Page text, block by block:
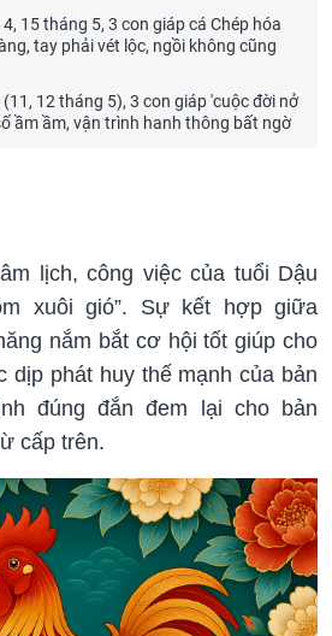
15 tháng 5, 3 con giáp cá Chép hóa
tay phải vét lộc, ngồi không cũng
12 tháng 5), 3 con giáp 'cuộc đời nở
ầm ầm, vận trình hanh thông bất ngờ
lịch, công việc của tuổi Dậu
xuôi gió”. Sự kết hợp giữa
nắm bắt cơ hội tốt giúp cho
dịp phát huy thế mạnh của bản
đúng đắn đem lại cho bản
cấp trên.